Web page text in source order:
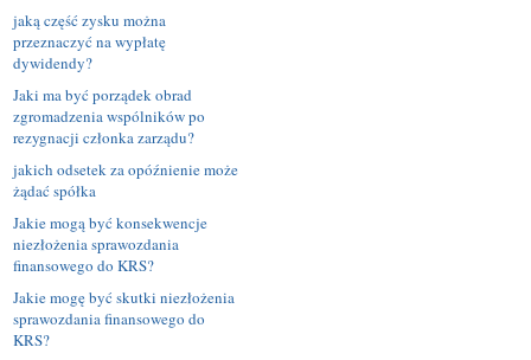
jaką część zysku można
przeznaczyć na wypłatę
dywidendy?
Jaki ma być porządek obrad
zgromadzenia wspólników po
rezygnacji członka zarządu?
jakich odsetek za opóźnienie może
żądać spółka
Jakie mogą być konsekwencje
niezłożenia sprawozdania
finansowego do KRS?
Jakie mogę być skutki niezłożenia
sprawozdania finansowego do
KRS?